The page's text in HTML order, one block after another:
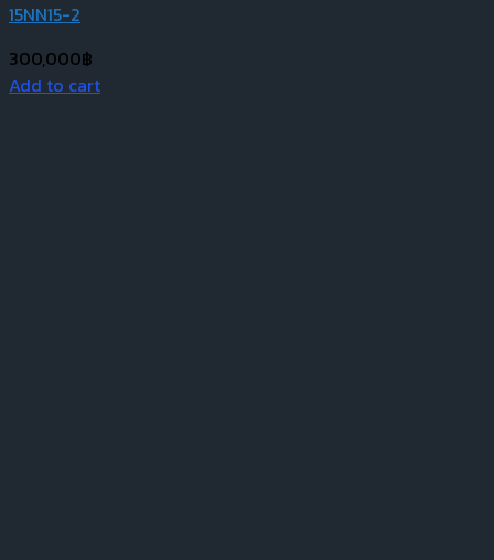
15NN15-2
300,000฿
Add to cart